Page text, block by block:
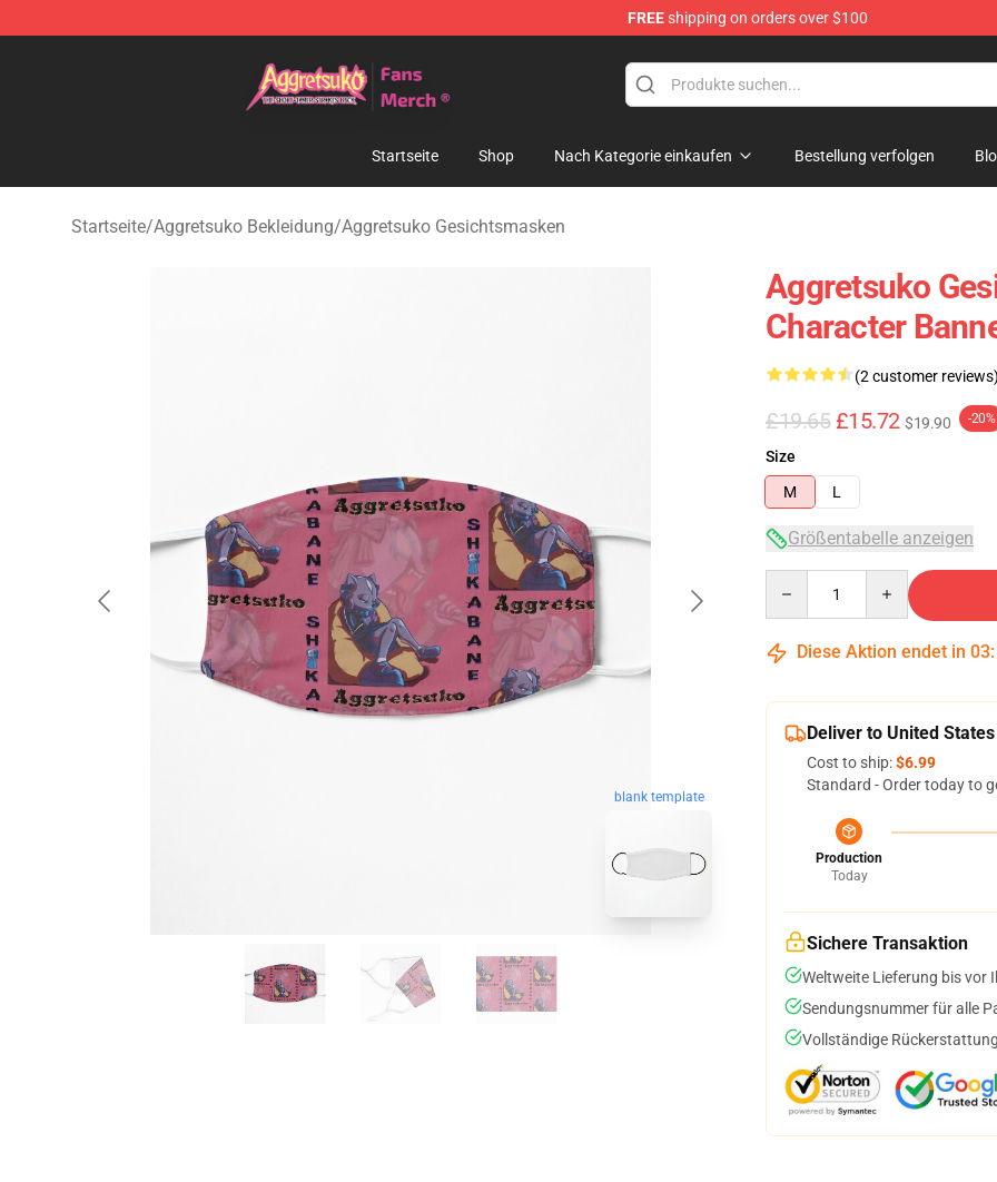
FREEshipping on orders over $100
Startseite Shop Nach Kategorie einkaufen Bestellung verfolgen
Startseite/Aggretsuko Bekleidung/Aggretsuko Gesichtsmasken
blank template
Aggretsuko
Character
(2 customer reviews)
£19.65 £15.72 $19.90 -20%
Size
M
L
Größentabelle anzeigen
Diese Aktion endet in 03:
Deliver to United States
Cost to ship:$6.99
Standard - Order today to
Production
Today
Sichere Transaktion
Weltweite Lieferung bis vor
Sendungsnummer für alle
Vollständige